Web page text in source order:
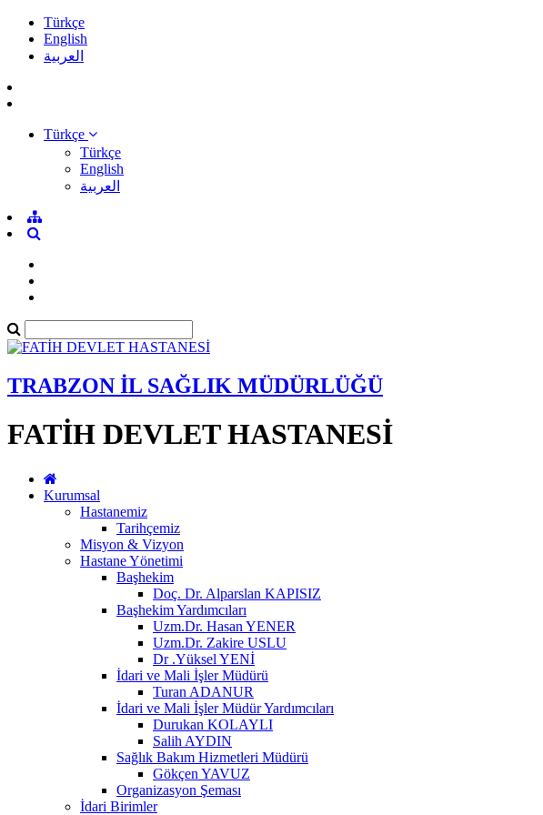
Türkçe
English
العربية
Türkçe
Türkçe
English
العربية
TRABZON İL SAĞLIK MÜDÜRLÜĞÜ
FATİH DEVLET HASTANESİ
Kurumsal
Hastanemiz
Tarihçemiz
Misyon & Vizyon
Hastane Yönetimi
Başhekim
Doç. Dr. Alparslan KAPISIZ
Başhekim Yardımcıları
Uzm.Dr. Hasan YENER
Uzm.Dr. Zakire USLU
Dr .Yüksel YENİ
İdari ve Mali İşler Müdürü
Turan ADANUR
İdari ve Mali İşler Müdür Yardımcıları
Durukan KOLAYLI
Salih AYDIN
Sağlık Bakım Hizmetleri Müdürü
Gökçen YAVUZ
Organizasyon Şeması
İdari Birimler